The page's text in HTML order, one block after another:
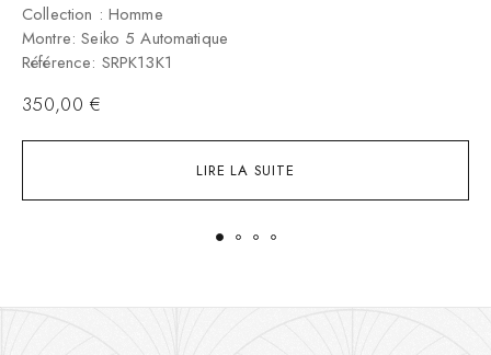
LIRE LA SUITE
Collection : Homme
Montre: Seiko 5 Automatique
Référence: SRPK13K1
350,00 €